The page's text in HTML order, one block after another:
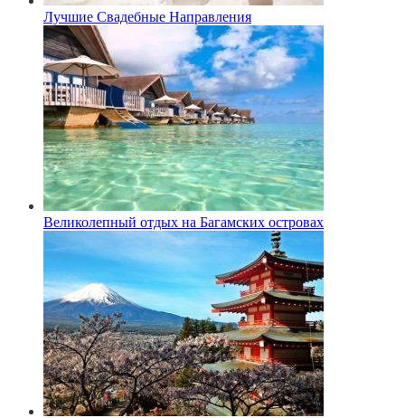
Лучшие Свадебные Направления
Великолепный отдых на Багамских островах